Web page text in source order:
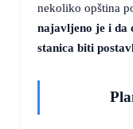
nekoliko opština
najavljeno je i da
stanica biti